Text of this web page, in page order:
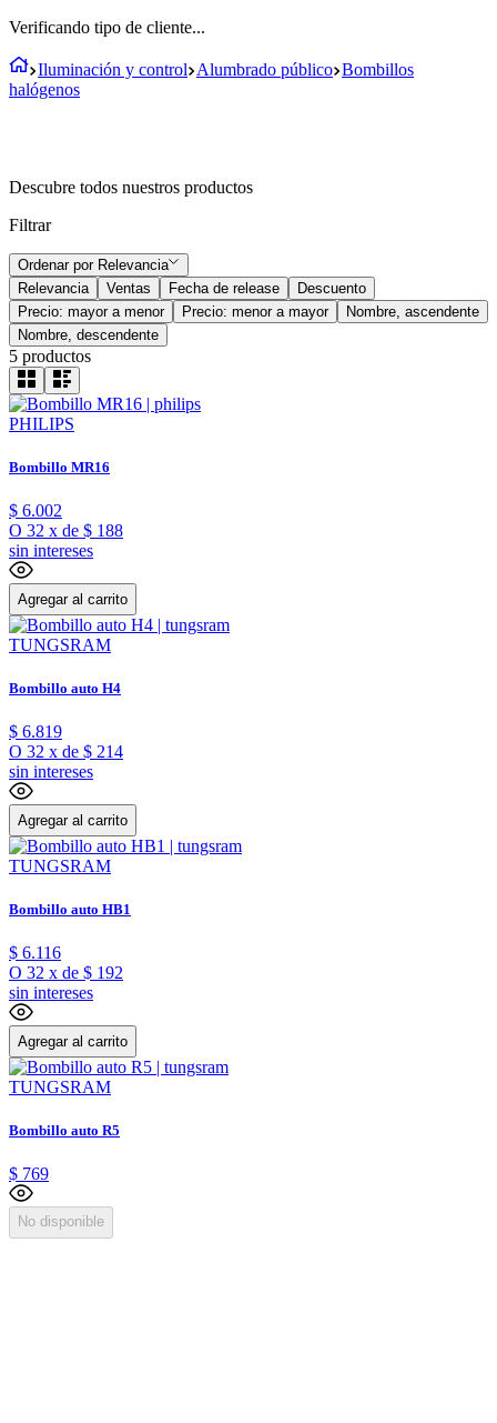
Verificando tipo de cliente...
Iluminación y control Alumbrado público Bombillos
halógenos
Descubre todos nuestros productos
Filtrar
Ordenar por Relevancia
Relevancia
Ventas Fecha de release
Descuento
Precio: mayor a menor
Precio: menor a mayor
Nombre, ascendente
Nombre, descendente
5 productos
PHILIPS
Bombillo MR16
$ 6.002
O 32 x de $ 188
sin intereses
Agregar al carrito
TUNGSRAM
Bombillo auto H4
$ 6.819
O 32 x de $ 214
sin intereses
Agregar al carrito
TUNGSRAM
Bombillo auto HB1
$ 6.116
O 32 x de $ 192
sin intereses
Agregar al carrito
TUNGSRAM
Bombillo auto R5
$ 769
No disponible